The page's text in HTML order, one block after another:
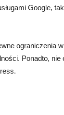
Google,
ograniczenia
Ponadto, nie